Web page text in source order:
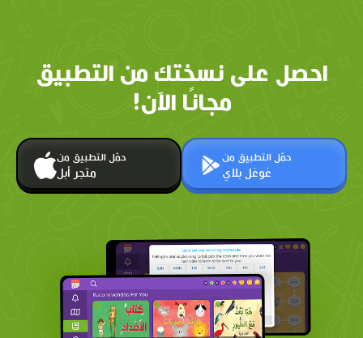
احصل على نسختك من التطبيق
مجانًا الآن!
حمّل التطبيق من
متجر أبل
حمّل التطبيق من
غوغل بلاي